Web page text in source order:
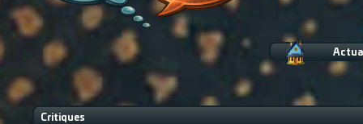
Critiques